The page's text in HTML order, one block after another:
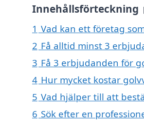
Innehållsförteckning
1 Vad kan ett företag
2 Få alltid minst 3
3 Få 3 erbjudanden för
4 Hur mycket kostar
5 Vad hjälper till att
6 Sök efter en